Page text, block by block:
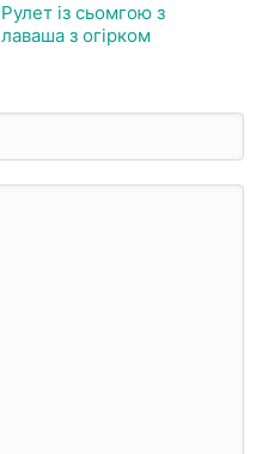
Рулет із сьомгою з
лаваша з огірком